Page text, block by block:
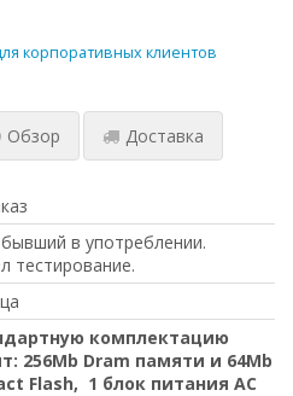
корпоративных клиентов
Обзор Доставка
в употреблении.
тестирование.
комплектацию
256Mb Dram памяти и 64Mb
Flash, 1 блок питания AC